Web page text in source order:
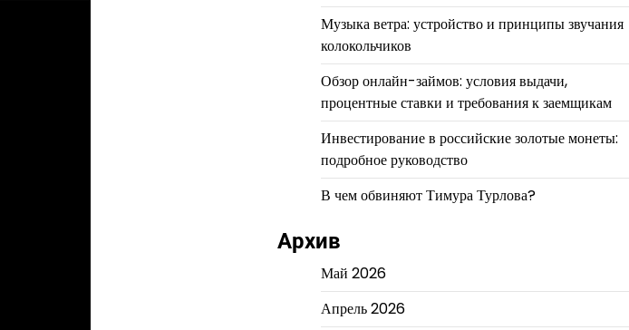
Музыка ветра: устройство и принципы звучания
колокольчиков
Обзор онлайн-займов: условия выдачи,
процентные ставки и требования к заемщикам
Инвестирование в российские золотые монеты:
подробное руководство
В чем обвиняют Тимура Турлова?
Архив
Май 2026
Апрель 2026